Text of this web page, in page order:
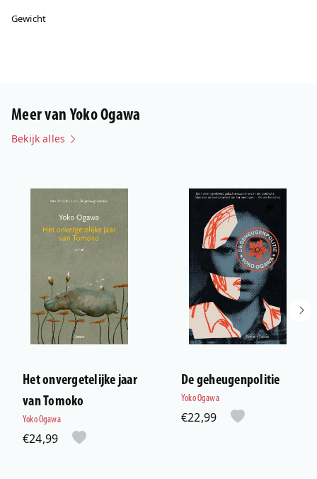
Gewicht
Meer van Yoko Ogawa
Bekijk alles
Het onvergetelijke jaar
van Tomoko
Yoko Ogawa
€24,99
De geheugenpolitie
Yoko Ogawa
€22,99